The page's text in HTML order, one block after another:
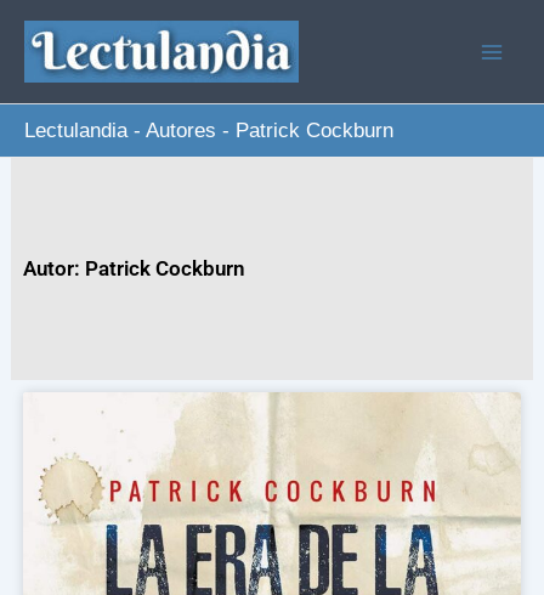
contenido
Lectulandia- Autores - Patrick Cockburn
Autor: Patrick Cockburn